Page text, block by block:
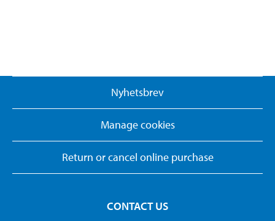
Nyhetsbrev
Manage cookies
Return or cancel online purchase
CONTACT US